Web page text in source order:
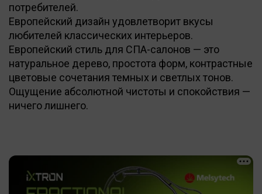
потребителей.
Европейский дизайн удовлетворит вкусы
любителей классических интерьеров.
Европейский стиль для СПА-салонов — это
натуральное дерево, простота форм, контрастные
цветовые сочетания темных и светлых тонов.
Ощущение абсолютной чистоты и спокойствия —
ничего лишнего.